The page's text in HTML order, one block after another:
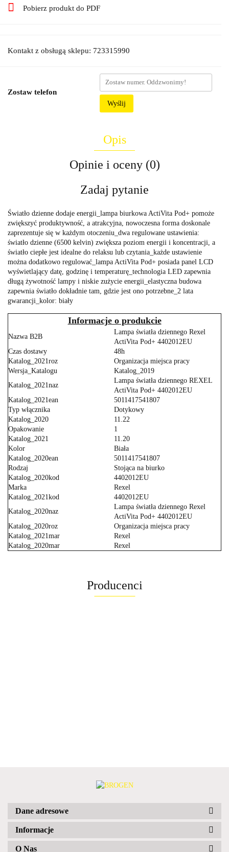
Pobierz produkt do PDF
Kontakt z obsługą sklepu: 723315990
Zostaw telefon
Wyślij
Opis
Opinie i oceny (0)
Zadaj pytanie
Światło dzienne dodaje energii_lampa biurkowa ActiVita Pod+ pomoże
zwiększyć produktywność, a atrakcyjna, nowoczesna forma doskonale
zaprezentuje się w każdym otoczeniu_dwa regulowane ustawienia:
światło dzienne (6500 kelvin) zwiększa poziom energii i koncentracji, a
światło ciepłe jest idealne do relaksu lub czytania_każde ustawienie
można dodatkowo regulować_lampa ActiVita Pod+ posiada panel LCD
wyświetlający datę, godzinę i temperaturę_technologia LED zapewnia
długą żywotność lampy i niskie zużycie energii_elastyczna budowa
zapewnia światło dokładnie tam, gdzie jest ono potrzebne_2 lata
gwarancji_kolor: biały
Informacje o produkcie
Nazwa B2B
Lampa światła dziennego Rexel
ActiVita Pod+ 4402012EU
Czas dostawy
48h
Katalog_2021roz
Organizacja miejsca pracy
Wersja_Katalogu
Katalog_2019
Katalog_2021naz
Lampa światła dziennego REXEL
ActiVita Pod+ 4402012EU
Katalog_2021ean
5011417541807
Typ włącznika
Dotykowy
Katalog_2020
11.22
Opakowanie
1
Katalog_2021
11.20
Kolor
Biała
Katalog_2020ean
5011417541807
Rodzaj
Stojąca na biurko
Katalog_2020kod
4402012EU
Marka
Rexel
Katalog_2021kod
4402012EU
Katalog_2020naz
Lampa światła dziennego Rexel
ActiVita Pod+ 4402012EU
Katalog_2020roz
Organizacja miejsca pracy
Katalog_2021mar
Rexel
Katalog_2020mar
Rexel
Producenci
Dane adresowe
Informacje
O Nas